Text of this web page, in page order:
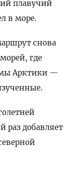
плавучий
в море.
снова
где
Арктики —
раз добавляет